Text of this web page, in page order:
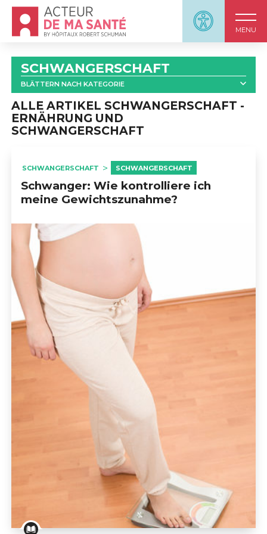
Panneau
MENU
Accueil - Acteur de ma santé, by HôpitauxRobert
SCHWANGERSCHAFT
BLÄTTERN NACH KATEGORIE
ALLE
                            SCHWANGERSCHAFT:
INFORMATIONSMATERIAL
                            SCHWANGERSCHAFT UND GEBURT :
VIDEOS
                            GEBURTSVORBEREITUNG
                            SCHWANGERSCHAFT
SCHWANGERSCHAFTSKOMPLIKATIONEN
SCHWANGERSCHAFT
                            ENTBINDUNG
ALLE ARTIKEL SCHWANGERSCHAFT -
ERNÄHRUNG UND
SCHWANGERSCHAFT
SCHWANGERSCHAFT SCHWANGERSCHAFT
Schwanger: Wie kontrolliere ich
meine Gewichtszunahme?